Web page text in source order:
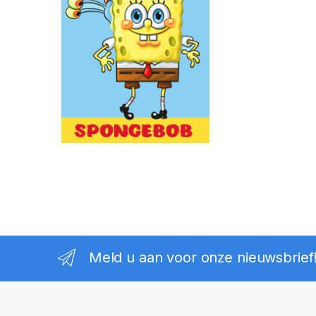
Meld u aan voor onze